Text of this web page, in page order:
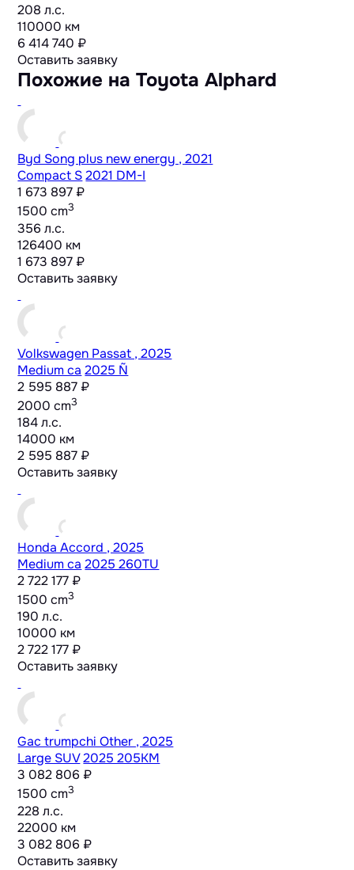
208 л.с.
110000 км
6 414 740 ₽
Оставить заявку
Похожие на Toyota Alphard
Byd Song plus new energy , 2021
Compact S 2021 DM-I
1 673 897 ₽
1500 cm3
356 л.с.
126400 км
1 673 897 ₽
Оставить заявку
Volkswagen Passat , 2025
Medium ca 2025 Ñ
2 595 887 ₽
2000 cm3
184 л.с.
14000 км
2 595 887 ₽
Оставить заявку
Honda Accord , 2025
Medium ca 2025 260TU
2 722 177 ₽
1500 cm3
190 л.с.
10000 км
2 722 177 ₽
Оставить заявку
Gac trumpchi Other , 2025
Large SUV2025 205KM
3 082 806 ₽
1500 cm3
228 л.с.
22000 км
3 082 806 ₽
Оставить заявку